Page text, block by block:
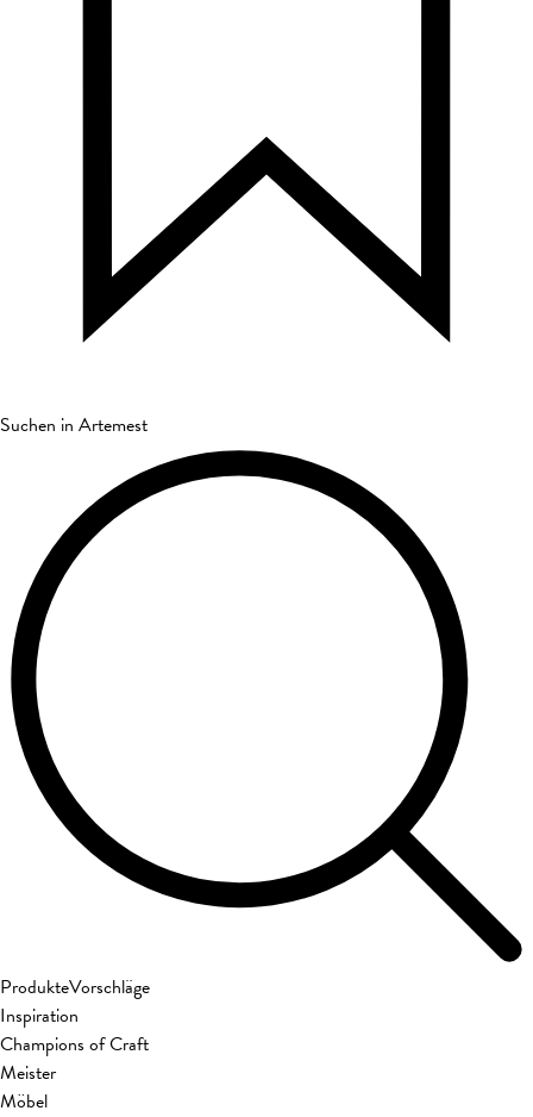
Suchen in Artemest
ProdukteVorschläge
Inspiration
Champions of Craft
Meister
Möbel